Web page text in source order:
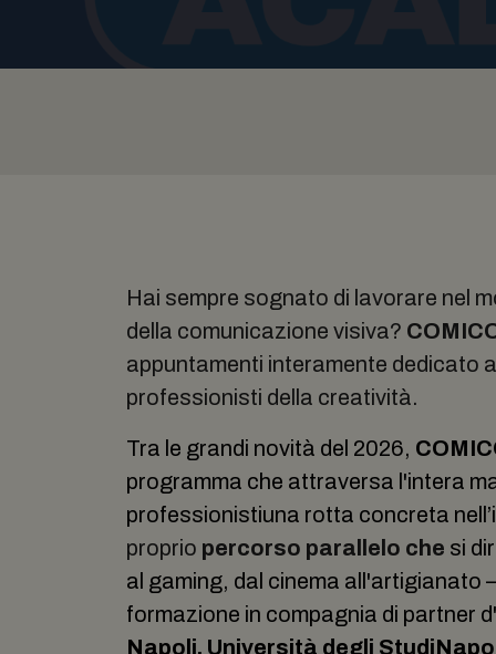
Hai sempre sognato di lavorare nel
della comunicazione visiva?
appuntamenti interamente dedicato
professionisti della creatività.
Tra le grandi novità del 2026,
programma che attraversa l'intera
professionistiuna rotta concreta
proprio percorso parallelo che si
al gaming, dal cinema all'artigianato
formazione in compagnia di partner
Napoli, Università degli